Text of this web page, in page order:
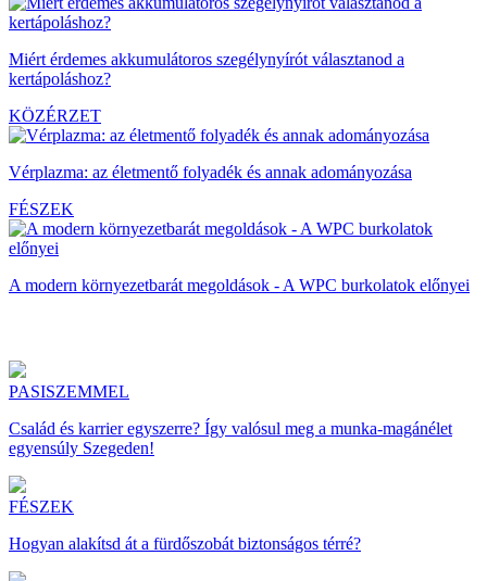
Miért érdemes akkumulátoros szegélynyírót választanod a
kertápoláshoz?
KÖZÉRZET
Vérplazma: az életmentő folyadék és annak adományozása
FÉSZEK
A modern környezetbarát megoldások - A WPC burkolatok előnyei
PASISZEMMEL
Család és karrier egyszerre? Így valósul meg a munka-magánélet
egyensúly Szegeden!
FÉSZEK
Hogyan alakítsd át a fürdőszobát biztonságos térré?